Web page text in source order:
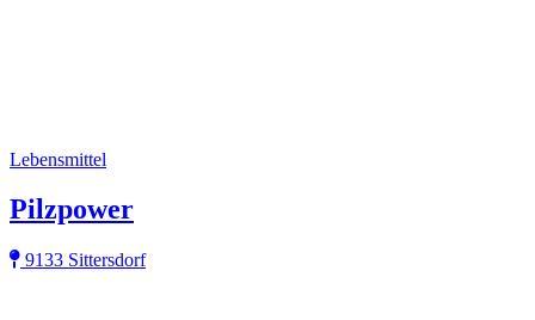
Lebensmittel
Pilzpower
9133 Sittersdorf